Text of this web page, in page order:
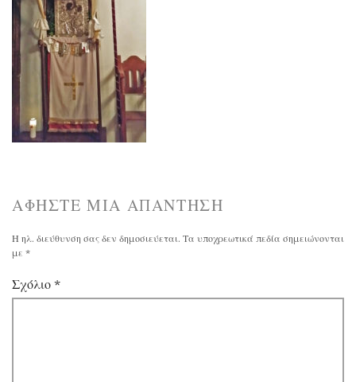
ΑΦΉΣΤΕ ΜΙΑ ΑΠΆΝΤΗΣΗ
Η ηλ. διεύθυνση σας δεν δημοσιεύεται. Τα υποχρεωτικά πεδία σημειώνονται
με *
Σχόλιο *